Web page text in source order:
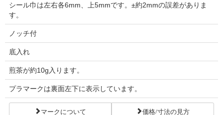
シール巾は左右各6mm、上5mmです。±約2mmの誤差がありま
す。
ノッチ付
底入れ
煎茶が約10g入ります。
プラマークは裏面左下に表示しています。
マークについて 価格/寸法の見方